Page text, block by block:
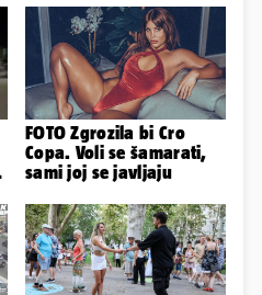
FOTO Zgrozila bi Cro
Copa. Voli se šamarati,
sami joj se javljaju